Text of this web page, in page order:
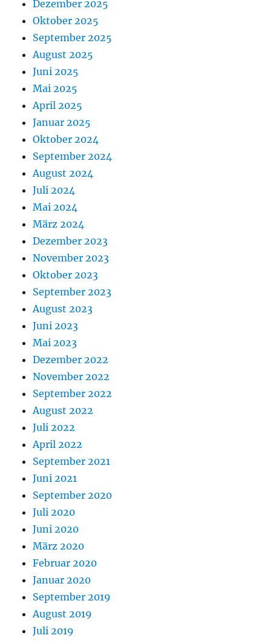
Dezember 2025
Oktober 2025
September 2025
August 2025
Juni 2025
Mai 2025
April 2025
Januar 2025
Oktober 2024
September 2024
August 2024
Juli 2024
Mai 2024
März 2024
Dezember 2023
November 2023
Oktober 2023
September 2023
August 2023
Juni 2023
Mai 2023
Dezember 2022
November 2022
September 2022
August 2022
Juli 2022
April 2022
September 2021
Juni 2021
September 2020
Juli 2020
Juni 2020
März 2020
Februar 2020
Januar 2020
September 2019
August 2019
Juli 2019